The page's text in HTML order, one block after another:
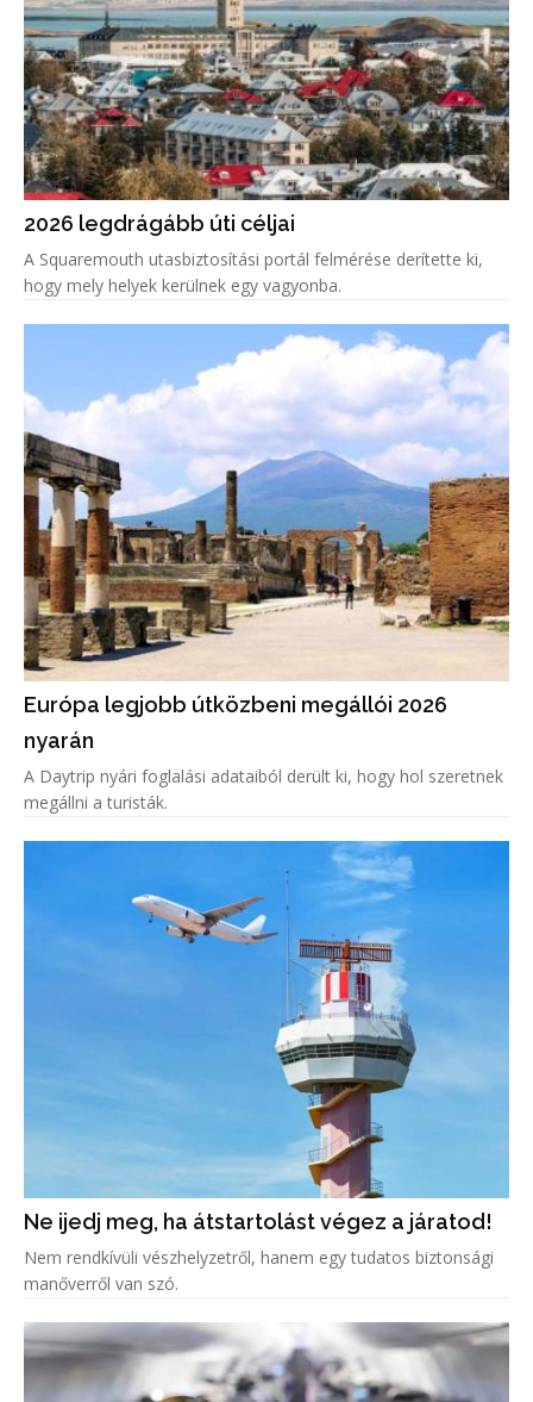
2026 legdrágább úti céljai
A Squaremouth utasbiztosítási portál felmérése derítette ki,
hogy mely helyek kerülnek egy vagyonba.
Európa legjobb útközbeni megállói 2026
nyarán
A Daytrip nyári foglalási adataiból derült ki, hogy hol szeretnek
megállni a turisták.
Ne ijedj meg, ha átstartolást végez a járatod!
Nem rendkívüli vészhelyzetről, hanem egy tudatos biztonsági
manőverről van szó.